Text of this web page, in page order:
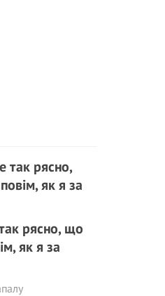
рясно, що
як я за